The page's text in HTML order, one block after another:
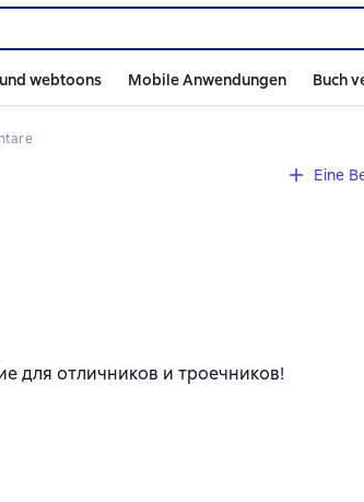
webtoons Mobile Anwendungen Buch
Eine
для отличников и троечников!